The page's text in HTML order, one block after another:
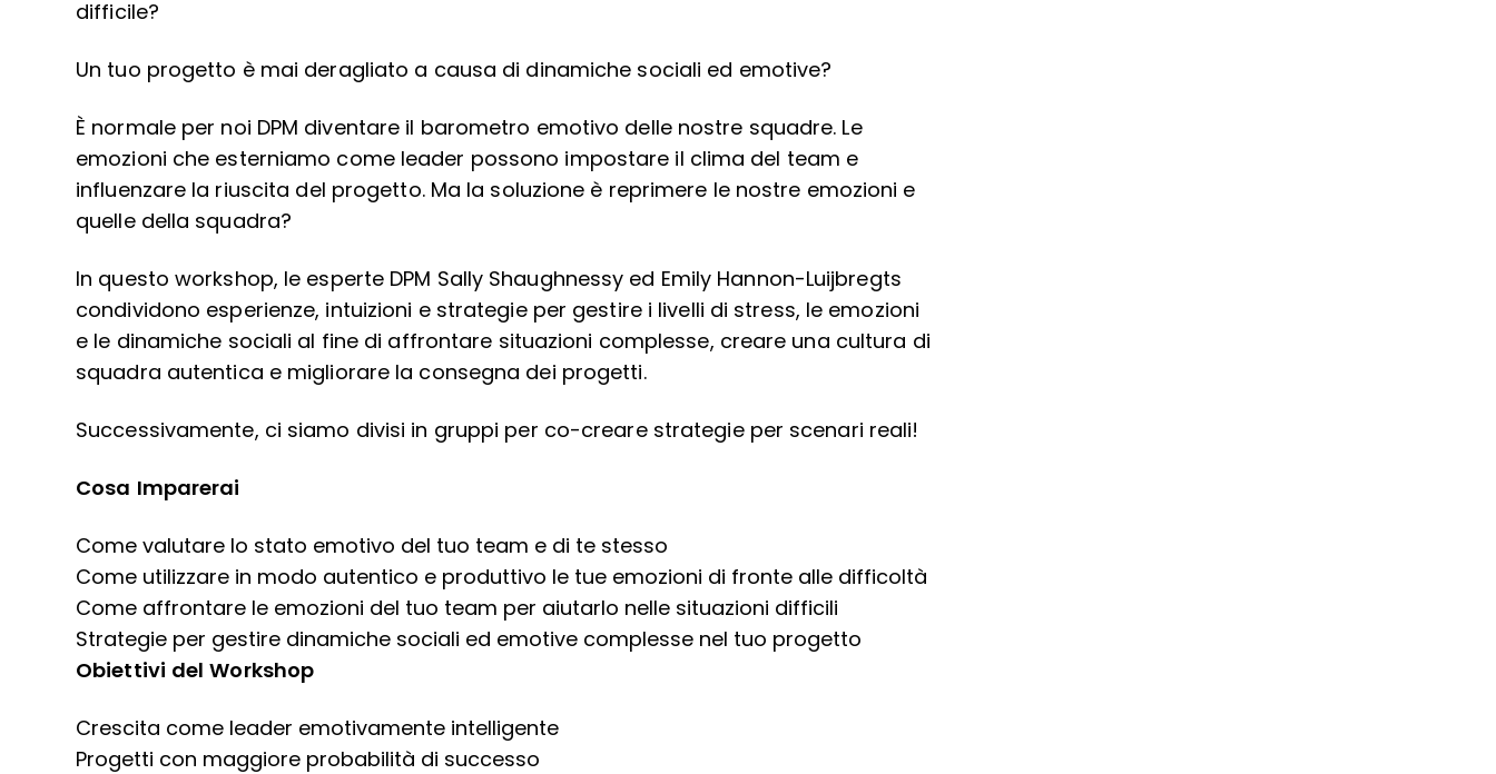
difficile?
Un tuo progetto è mai deragliato a causa di dinamiche sociali ed emotive?
È normale per noi DPM diventare il barometro emotivo delle nostre squadre. Le
emozioni che esterniamo come leader possono impostare il clima del team e
influenzare la riuscita del progetto. Ma la soluzione è reprimere le nostre emozioni e
quelle della squadra?
In questo workshop, le esperte DPM Sally Shaughnessy ed Emily Hannon-Luijbregts
condividono esperienze, intuizioni e strategie per gestire i livelli di stress, le emozioni
e le dinamiche sociali al fine di affrontare situazioni complesse, creare una cultura di
squadra autentica e migliorare la consegna dei progetti.
Successivamente, ci siamo divisi in gruppi per co-creare strategie per scenari reali!
Cosa Imparerai
Come valutare lo stato emotivo del tuo team e di te stesso
Come utilizzare in modo autentico e produttivo le tue emozioni di fronte alle difficoltà
Come affrontare le emozioni del tuo team per aiutarlo nelle situazioni difficili
Strategie per gestire dinamiche sociali ed emotive complesse nel tuo progetto
Obiettivi del Workshop
Crescita come leader emotivamente intelligente
Progetti con maggiore probabilità di successo